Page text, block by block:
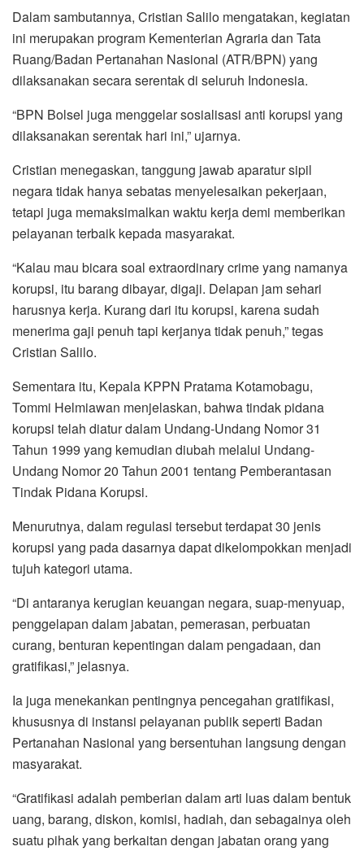
Dalam sambutannya, Cristian Salilo mengatakan, kegiatan
ini merupakan program Kementerian Agraria dan Tata
Ruang/Badan Pertanahan Nasional (ATR/BPN) yang
dilaksanakan secara serentak di seluruh Indonesia.
“BPN Bolsel juga menggelar sosialisasi anti korupsi yang
dilaksanakan serentak hari ini,” ujarnya.
Cristian menegaskan, tanggung jawab aparatur sipil
negara tidak hanya sebatas menyelesaikan pekerjaan,
tetapi juga memaksimalkan waktu kerja demi memberikan
pelayanan terbaik kepada masyarakat.
“Kalau mau bicara soal extraordinary crime yang namanya
korupsi, itu barang dibayar, digaji. Delapan jam sehari
harusnya kerja. Kurang dari itu korupsi, karena sudah
menerima gaji penuh tapi kerjanya tidak penuh,” tegas
Cristian Salilo.
Sementara itu, Kepala KPPN Pratama Kotamobagu,
Tommi Helmiawan menjelaskan, bahwa tindak pidana
korupsi telah diatur dalam Undang-Undang Nomor 31
Tahun 1999 yang kemudian diubah melalui Undang-
Undang Nomor 20 Tahun 2001 tentang Pemberantasan
Tindak Pidana Korupsi.
Menurutnya, dalam regulasi tersebut terdapat 30 jenis
korupsi yang pada dasarnya dapat dikelompokkan menjadi
tujuh kategori utama.
“Di antaranya kerugian keuangan negara, suap-menyuap,
penggelapan dalam jabatan, pemerasan, perbuatan
curang, benturan kepentingan dalam pengadaan, dan
gratifikasi,” jelasnya.
Ia juga menekankan pentingnya pencegahan gratifikasi,
khususnya di instansi pelayanan publik seperti Badan
Pertanahan Nasional yang bersentuhan langsung dengan
masyarakat.
“Gratifikasi adalah pemberian dalam arti luas dalam bentuk
uang, barang, diskon, komisi, hadiah, dan sebagainya oleh
suatu pihak yang berkaitan dengan jabatan orang yang